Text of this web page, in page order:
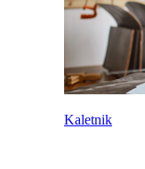
Kaletnik